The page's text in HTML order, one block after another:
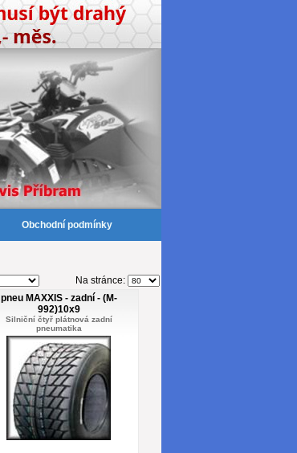
Obchodní podmínky
Na stránce:
pneu MAXXIS - zadní - (M-
992)10x9
Silniční čtyř plátnová zadní
pneumatika